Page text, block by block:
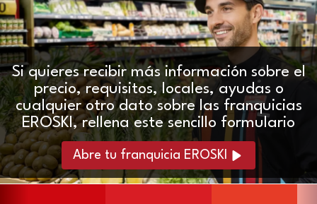
Si quieres recibir más información sobre el
precio, requisitos, locales, ayudas o
cualquier otro dato sobre las franquicias
EROSKI, rellena este sencillo formulario
Abre tu franquicia EROSKI